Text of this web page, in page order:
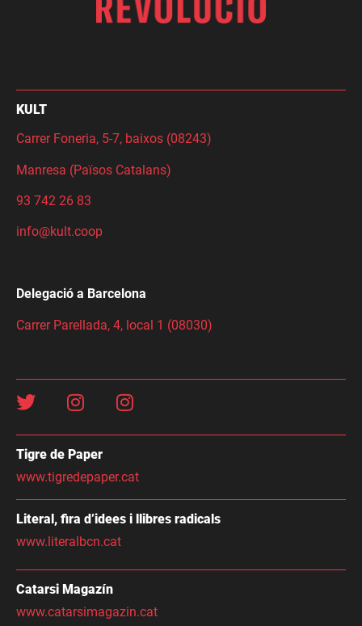
KULT
Carrer Foneria, 5-7, baixos (08243)
Manresa (Països Catalans)
93 742 26 83
info@kult.coop
Delegació a Barcelona
Carrer Parellada, 4, local 1 (08030)
Tigre de Paper
www.tigredepaper.cat
Literal, fira d’idees i llibres radicals
www.literalbcn.cat
Catarsi Magazín
www.catarsimagazin.cat